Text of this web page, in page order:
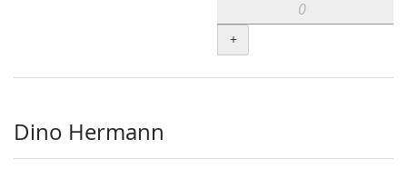
+
Dino Hermann